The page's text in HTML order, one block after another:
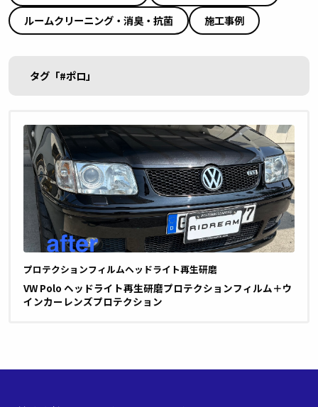
ルームクリーニング・消臭・抗菌
施工事例
タグ「#ポロ」
プロテクションフィルムヘッドライト再生研磨
VW Polo ヘッドライト再生研磨プロテクションフィルム＋ウ
インカーレンズプロテクション